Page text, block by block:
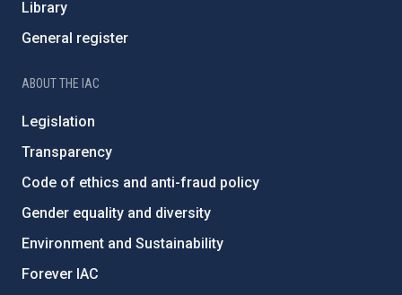
Library
General register
ABOUT THE IAC
Legislation
Transparency
Code of ethics and anti-fraud policy
Gender equality and diversity
Environment and Sustainability
Forever IAC